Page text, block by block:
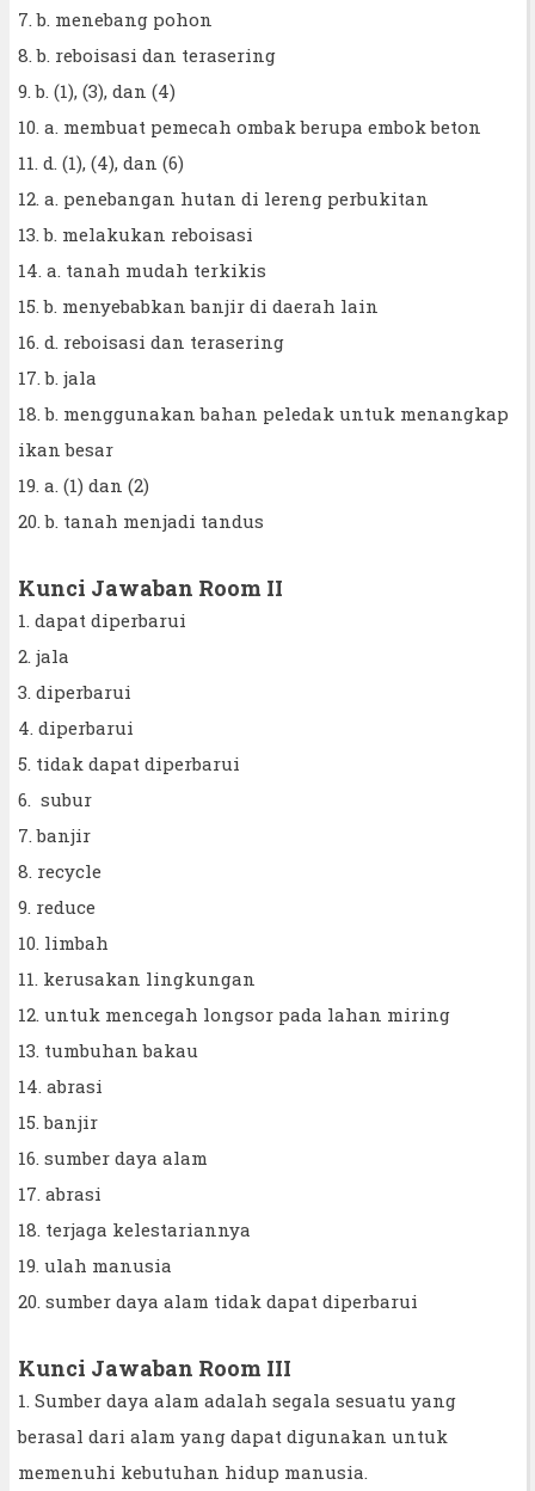
7. b. menebang pohon
8. b. reboisasi dan terasering
9. b. (1), (3), dan (4)
10. a. membuat pemecah ombak berupa embok beton
11. d. (1), (4), dan (6)
12. a. penebangan hutan di lereng perbukitan
13. b. melakukan reboisasi
14. a. tanah mudah terkikis
15. b. menyebabkan banjir di daerah lain
16. d. reboisasi dan terasering
17. b. jala
18. b. menggunakan bahan peledak untuk menangkap
ikan besar
19. a. (1) dan (2)
20. b. tanah menjadi tandus
Kunci Jawaban Room II
1. dapat diperbarui
2. jala
3. diperbarui
4. diperbarui
5. tidak dapat diperbarui
6. subur
7. banjir
8. recycle
9. reduce
10. limbah
11. kerusakan lingkungan
12. untuk mencegah longsor pada lahan miring
13. tumbuhan bakau
14. abrasi
15. banjir
16. sumber daya alam
17. abrasi
18. terjaga kelestariannya
19. ulah manusia
20. sumber daya alam tidak dapat diperbarui
Kunci Jawaban Room III
1. Sumber daya alam adalah segala sesuatu yang
berasal dari alam yang dapat digunakan untuk
memenuhi kebutuhan hidup manusia.